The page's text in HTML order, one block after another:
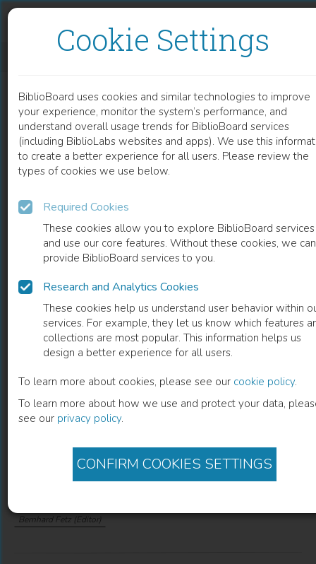
Cookie Settings
BiblioBoard uses cookies and similar technologies to improve
your experience, monitor the system’s performance, and
understand overall usage trends for BiblioBoard services
(including BiblioLabs websites and apps). We use this
to create a better experience for all users. Please review the
types of cookies we use below.
Required Cookies
These cookies allow you to explore BiblioBoard services
and use our core features. Without these cookies, we
provide BiblioBoard services to you.
Research and Analytics Cookies
These cookies help us understand user behavior within
services. For example, they let us know which features
collections are most popular. This information helps us
design a better experience for all users.
To learn more about cookies, please see our cookie policy.
To learn more about how we use and protect your data,
see our privacy policy.
CONFIRM COOKIES SETTINGS
READ
0
BOOK
Der Briefwechsel zwischen August
Sauer und Bernhard Seuffert 1880 bis
1926
Auswahl und Kommentar. Herausgegeben in Verbindung
mit Bernhard Fetz und Hans-Harald Müller
Marcel Illetschko(Editor) Hans-Harald Müller(Editor)
Bernhard Fetz (Editor)